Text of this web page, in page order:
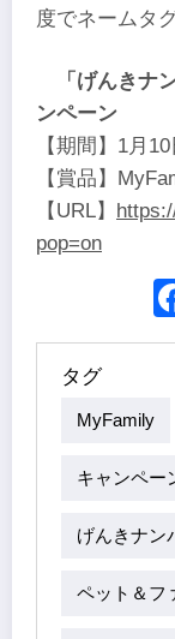
度でネームタ
「げんきナ
ンペーン
【期間】1月
【賞品】
【URL】
pop=on
タグ
MyFamily
キャンペー
げんきナン
ペット＆フ